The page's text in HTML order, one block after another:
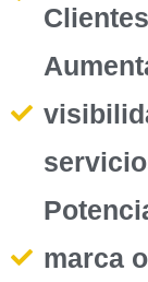
Clientes
marca